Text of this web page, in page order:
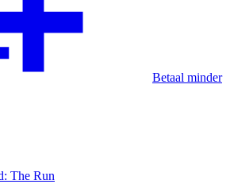
Betaal minder
The Run